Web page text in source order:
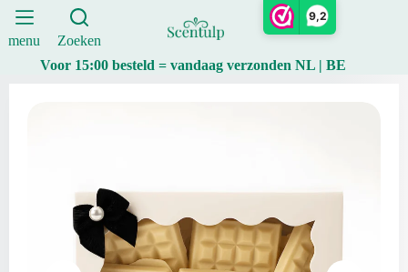
9,2
Ga
naar
demenu
Zoeken
Voor 15:00 besteld = vandaag verzonden NL | BE
aantal